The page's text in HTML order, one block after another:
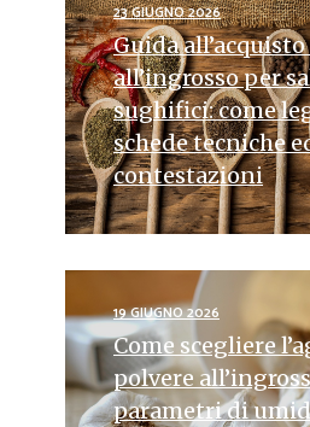
23 GIUGNO 2026
Guida
all’ingrosso per
sughifici: come
schede tecniche
contestazioni
19 GIUGNO 2026
Come scegliere
polvere
parametri di